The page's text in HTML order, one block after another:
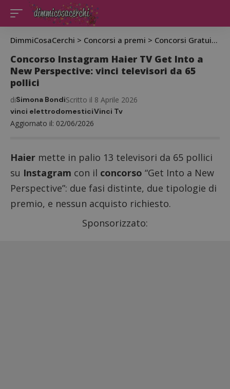
DimmiCosaCerchi > Concorsi a premi > Concorsi Gratuiti >
Concorso Instagram Haier TV Get Into a
New Perspective: vinci televisori da 65
pollici
Aggiornato il: 02/06/2026
diSimona BondiScritto il 8 Aprile 2026
vinci elettrodomesticiVinci Tv
Haier mette in palio 13 televisori da 65 pollici
su Instagram con il concorso “Get Into a New
Perspective”: due fasi distinte, due tipologie di
premio, e nessun acquisto richiesto.
Sponsorizzato: